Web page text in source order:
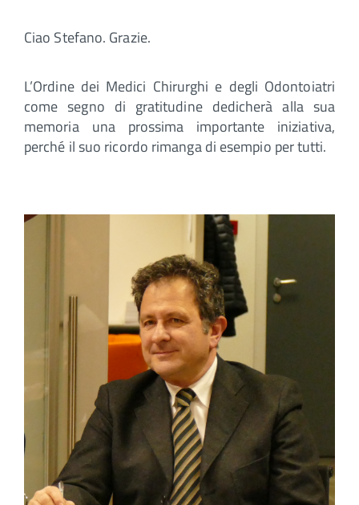
Ciao Stefano. Grazie.
L’Ordine dei Medici Chirurghi e degli Odontoiatri
come segno di gratitudine dedicherà alla sua
memoria una prossima importante iniziativa,
perché il suo ricordo rimanga di esempio per tutti.